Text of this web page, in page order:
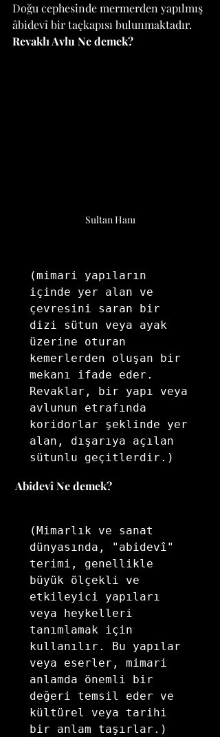
Doğu cephesinde mermerden yapılmış
âbidevî bir taçkapısı bulunmaktadır.
Revaklı Avlu Ne demek?
Sultan Hanı
(mimari yapıların
içinde yer alan ve
çevresini saran bir
dizi sütun veya ayak
üzerine oturan
kemerlerden oluşan bir
mekanı ifade eder.
Revaklar, bir yapı veya
avlunun etrafında
koridorlar şeklinde yer
alan, dışarıya açılan
Abidevî Ne demek?
(Mimarlık ve sanat
dünyasında, "abidevî"
terimi, genellikle
büyük ölçekli ve
etkileyici yapıları
veya heykelleri
tanımlamak için
kullanılır. Bu yapılar
veya eserler, mimari
anlamda önemli bir
değeri temsil eder ve
kültürel veya tarihi